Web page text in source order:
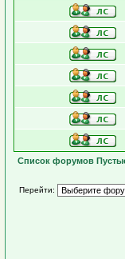
Список форумов
Перейти: